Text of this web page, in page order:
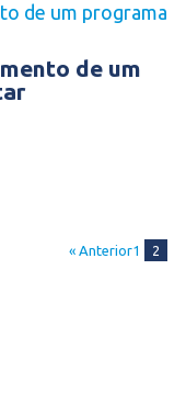
de um
« Anterior1 2